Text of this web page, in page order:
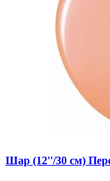
Шар (12''/30 см)